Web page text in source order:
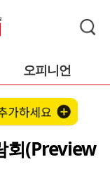
오피니언
회(Preview